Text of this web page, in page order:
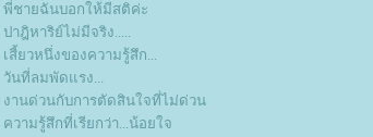
พี่ชายฉันบอกให้มีสติค่ะ
ปาฎิหาริย์ไม่มีจริง.....
เสี้ยวหนึ่งของความรู้สึก...
วันที่ลมพัดแรง...
งานด่วนกับการตัดสินใจที่ไม่ด่วน
ความรู้สึกที่เรียกว่า...น้อยใจ